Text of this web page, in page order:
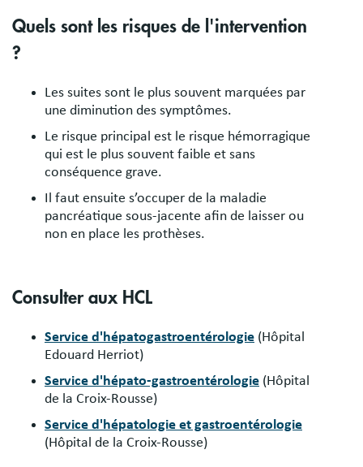
Quels sont les risques de l'intervention
?
Les suites sont le plus souvent marquées par
une diminution des symptômes.
Le risque principal est le risque hémorragique
qui est le plus souvent faible et sans
conséquence grave.
Il faut ensuite s’occuper de la maladie
pancréatique sous-jacente afin de laisser ou
non en place les prothèses.
Consulter aux HCL
Service d'hépatogastroentérologie (Hôpital
Edouard Herriot)
Service d'hépato-gastroentérologie (Hôpital
de la Croix-Rousse)
Service d'hépatologie et gastroentérologie
(Hôpital de la Croix-Rousse)